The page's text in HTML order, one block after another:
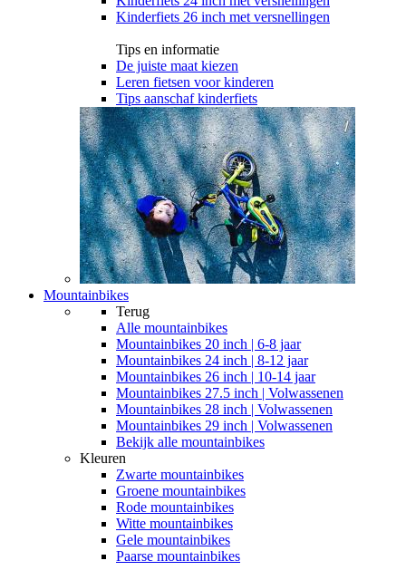
Kinderfiets 26 inch met versnellingen
Tips en informatie
De juiste maat kiezen
Leren fietsen voor kinderen
Tips aanschaf kinderfiets
Mountainbikes
Terug
Alle mountainbikes
Mountainbikes 20 inch | 6-8 jaar
Mountainbikes 24 inch | 8-12 jaar
Mountainbikes 26 inch | 10-14 jaar
Mountainbikes 27.5 inch | Volwassenen
Mountainbikes 28 inch | Volwassenen
Mountainbikes 29 inch | Volwassenen
Bekijk alle mountainbikes
Kleuren
Zwarte mountainbikes
Groene mountainbikes
Rode mountainbikes
Witte mountainbikes
Gele mountainbikes
Paarse mountainbikes